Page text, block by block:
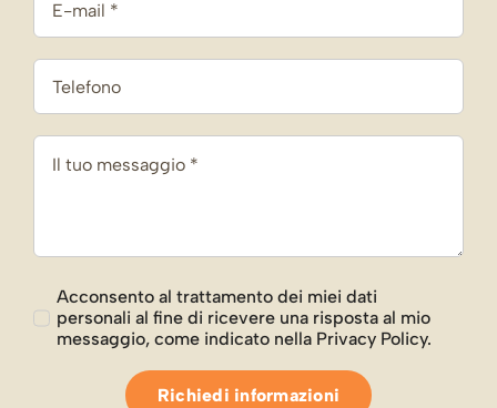
Acconsento al trattamento dei miei dati
personali al fine di ricevere una risposta al mio
messaggio, come indicato nella Privacy Policy.
Richiedi informazioni